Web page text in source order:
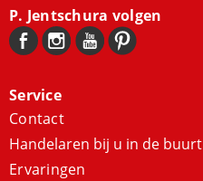
P. Jentschura volgen
Service
Contact
Handelaren bij u in de buurt
Ervaringen